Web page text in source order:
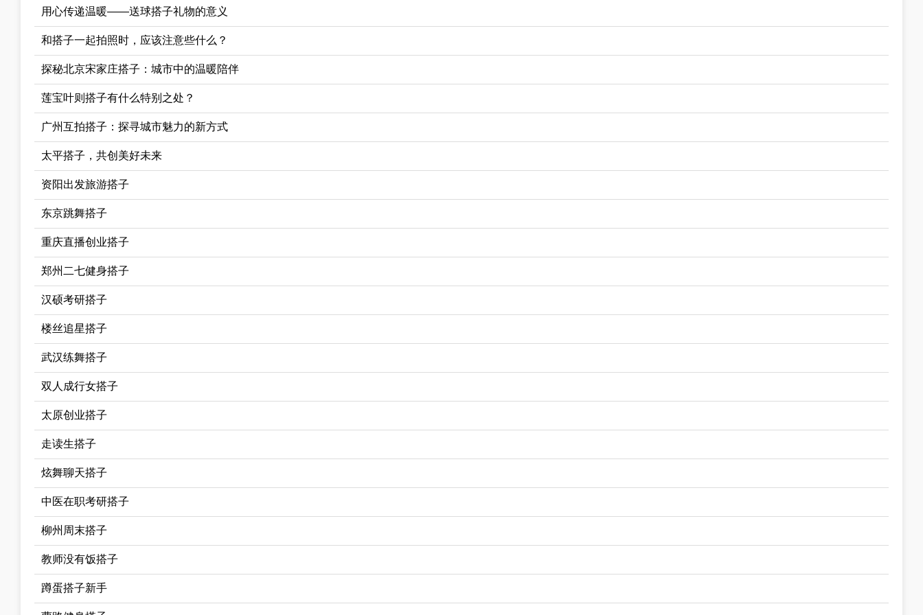
用心传递温暖——送球搭子礼物的意义
和搭子一起拍照时，应该注意些什么？
探秘北京宋家庄搭子：城市中的温暖陪伴
莲宝叶则搭子有什么特别之处？
广州互拍搭子：探寻城市魅力的新方式
太平搭子，共创美好未来
资阳出发旅游搭子
东京跳舞搭子
重庆直播创业搭子
郑州二七健身搭子
汉硕考研搭子
楼丝追星搭子
武汉练舞搭子
双人成行女搭子
太原创业搭子
走读生搭子
炫舞聊天搭子
中医在职考研搭子
柳州周末搭子
教师没有饭搭子
蹲蛋搭子新手